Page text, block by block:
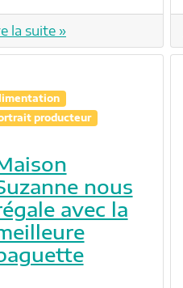
la suite »
producteur
nous
avec la